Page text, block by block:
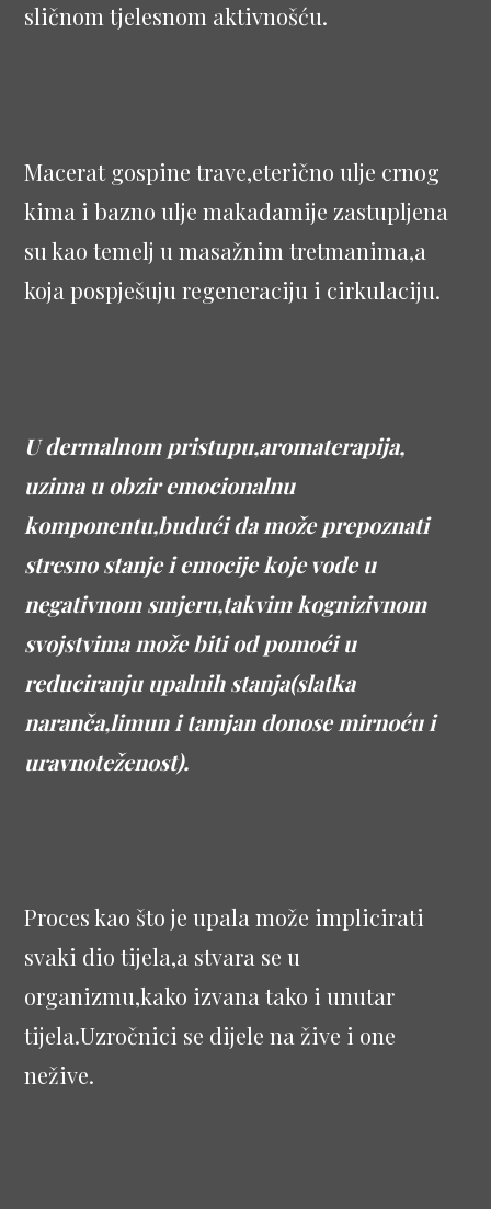
sličnom tjelesnom aktivnošću.
Macerat gospine trave,eterično ulje crnog
kima i bazno ulje makadamije zastupljena
su kao temelj u masažnim tretmanima,a
koja pospješuju regeneraciju i cirkulaciju.
U dermalnom pristupu,aromaterapija,
uzima u obzir emocionalnu
komponentu,budući da može prepoznati
stresno stanje i emocije koje vode u
negativnom smjeru,takvim kognizivnom
svojstvima može biti od pomoći u
reduciranju upalnih stanja(slatka
naranča,limun i tamjan donose mirnoću i
uravnoteženost).
Proces kao što je upala može implicirati
svaki dio tijela,a stvara se u
organizmu,kako izvana tako i unutar
tijela.Uzročnici se dijele na žive i one
nežive.